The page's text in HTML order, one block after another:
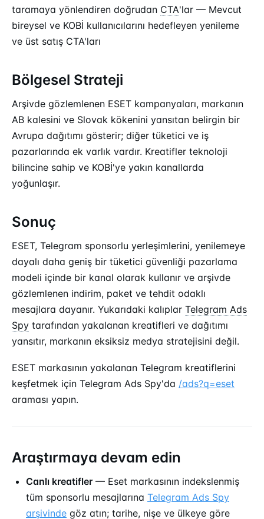
taramaya yönlendiren doğrudan CTA'lar — Mevcut
bireysel ve KOBİ kullanıcılarını hedefleyen yenileme
ve üst satış CTA'ları
Bölgesel Strateji
Arşivde gözlemlenen ESET kampanyaları, markanın
AB kalesini ve Slovak kökenini yansıtan belirgin bir
Avrupa dağıtımı gösterir; diğer tüketici ve iş
pazarlarında ek varlık vardır. Kreatifler teknoloji
bilincine sahip ve KOBİ'ye yakın kanallarda
yoğunlaşır.
Sonuç
ESET, Telegram sponsorlu yerleşimlerini, yenilemeye
dayalı daha geniş bir tüketici güvenliği pazarlama
modeli içinde bir kanal olarak kullanır ve arşivde
gözlemlenen indirim, paket ve tehdit odaklı
mesajlara dayanır. Yukarıdaki kalıplar Telegram Ads
Spy tarafından yakalanan kreatifleri ve dağıtımı
yansıtır, markanın eksiksiz medya stratejisini değil.
ESET markasının yakalanan Telegram kreatiflerini
keşfetmek için Telegram Ads Spy'da /ads?q=eset
araması yapın.
Araştırmaya devam edin
Canlı kreatifler — Eset markasının indekslenmiş
tüm sponsorlu mesajlarına Telegram Ads Spy
arşivinde göz atın; tarihe, nişe ve ülkeye göre